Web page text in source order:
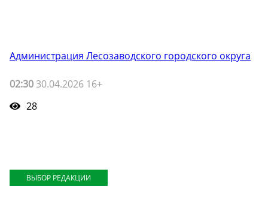
Администрация Лесозаводского городского округа
02:30 30.04.2026 16+
28
ВЫБОР РЕДАКЦИИ